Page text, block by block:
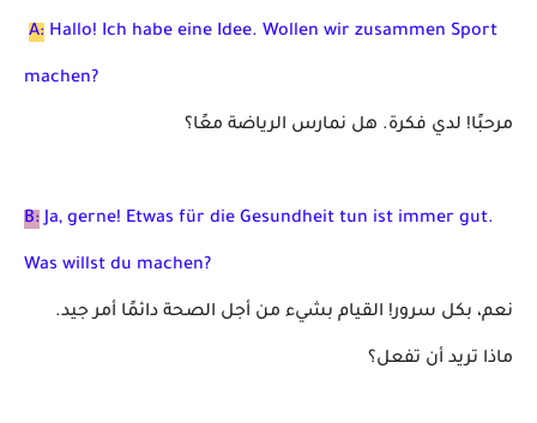
A: Hallo! Ich habe eine Idee. Wollen wir zusammen Sport
machen?
مرحبًا! لدي فكرة. هل نمارس الرياضة معًا؟
B:Ja, gerne! Etwas für die Gesundheit tun ist immer gut.
Was willst du machen?
نعم، بكل سرور! القيام بشيء من أجل الصحة دائمًا أمر جيد.
ماذا تريد أن تفعل؟